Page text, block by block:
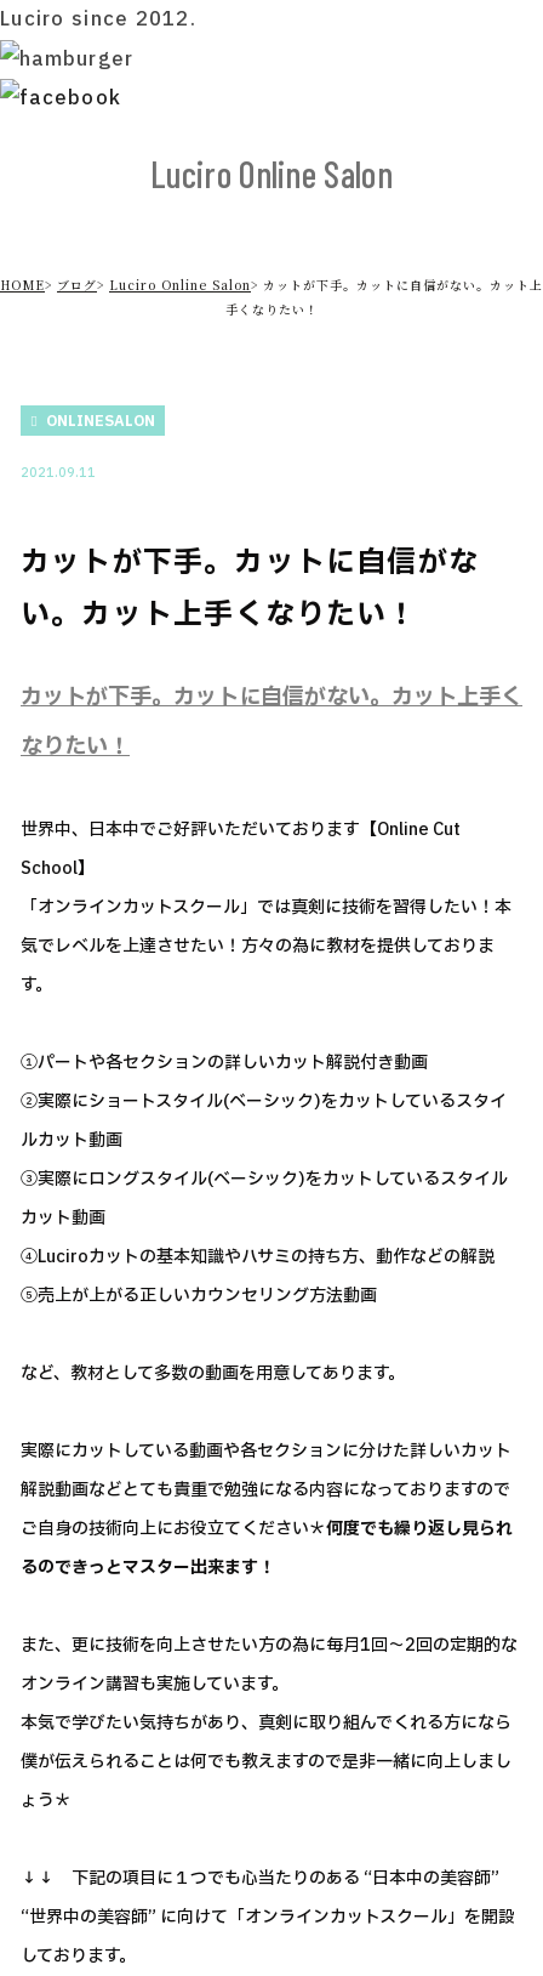
Luciro since 2012.
Luciro Online Salon
HOME ブログ Luciro Online Salon
カットが下手。カットに自信がない。カット上
手くなりたい！
ONLINESALON
2021.09.11
カットが下手。カットに自信がな
い。カット上手くなりたい！
カットが下手。カットに自信がない。カット上手く
なりたい！
世界中、日本中でご好評いただいております【Online Cut
School】
「オンラインカットスクール」では真剣に技術を習得したい！本
気でレベルを上達させたい！方々の為に教材を提供しておりま
す。
①パートや各セクションの詳しいカット解説付き動画
②実際にショートスタイル(ベーシック)をカットしているスタイ
ルカット動画
③実際にロングスタイル(ベーシック)をカットしているスタイル
カット動画
④Luciroカットの基本知識やハサミの持ち方、動作などの解説
⑤売上が上がる正しいカウンセリング方法動画
など、教材として多数の動画を用意してあります。
実際にカットしている動画や各セクションに分けた詳しいカット
解説動画などとても貴重で勉強になる内容になっておりますので
ご自身の技術向上にお役立てください＊何度でも繰り返し見られ
るのできっとマスター出来ます！
また、更に技術を向上させたい方の為に毎月1回～2回の定期的な
オンライン講習も実施しています。
本気で学びたい気持ちがあり、真剣に取り組んでくれる方になら
僕が伝えられることは何でも教えますので是非一緒に向上しまし
ょう＊
↓↓ 下記の項目に１つでも心当たりのある “日本中の美容師”
“世界中の美容師” に向けて「オンラインカットスクール」を開設
しております。